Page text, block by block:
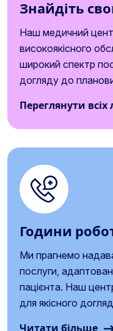
Знайдіть
Наш медичний
високоякісного
широкий спектр
догляду до
Переглянути всіх
Години
Ми прагнемо
послуги,
пацієнта. Наш
для якісного
Читати більше